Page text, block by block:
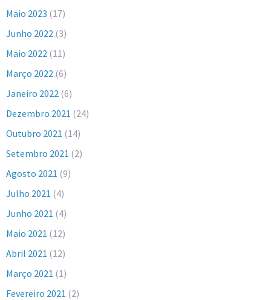
Maio 2023 (17)
Junho 2022 (3)
Maio 2022 (11)
Março 2022 (6)
Janeiro 2022 (6)
Dezembro 2021 (24)
Outubro 2021 (14)
Setembro 2021 (2)
Agosto 2021 (9)
Julho 2021 (4)
Junho 2021 (4)
Maio 2021 (12)
Abril 2021 (12)
Março 2021 (1)
Fevereiro 2021 (2)